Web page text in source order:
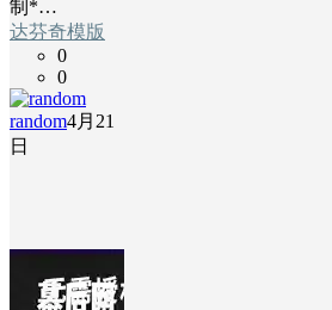
制*…
达芬奇模版
0
0
random4月21
日